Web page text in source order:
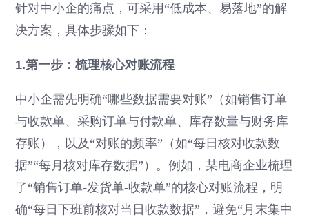
针对中小企的痛点，可采用“低成本、易落地”的解
决方案，具体步骤如下：
1.第一步：梳理核心对账流程
中小企需先明确“哪些数据需要对账”（如销售订单
与收款单、采购订单与付款单、库存数量与财务库
存账），以及“对账的频率”（如“每日核对收款数
据”“每月核对库存数据”）。例如，某电商企业梳理
了“销售订单-发货单-收款单”的核心对账流程，明
确“每日下班前核对当日收款数据”，避免“月末集中